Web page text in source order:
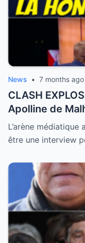
News • 7 months ago
CLASH
Apolline de
embrasé le
L’arène
être une interview